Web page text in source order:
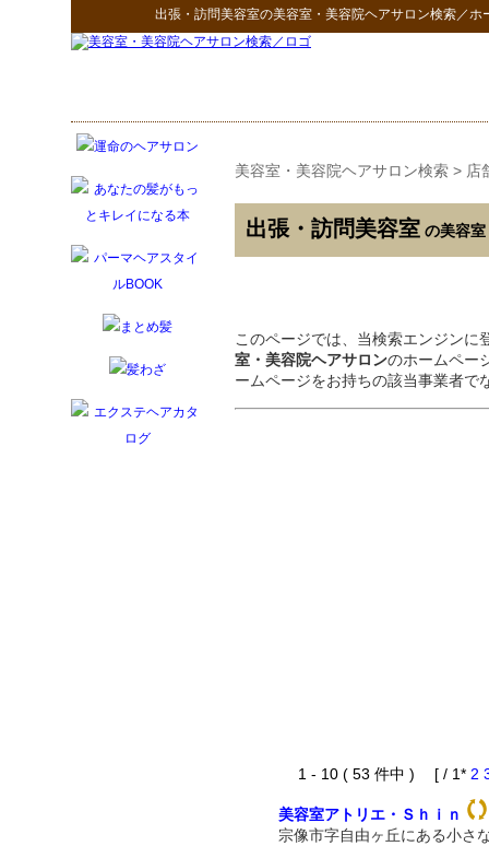
出張・訪問美容室の美容室・美容院ヘアサロン検索／ホ
美容室・美容院ヘアサロン検索 > 店
出張・訪問美容室 の美容
このページでは、当検索エンジンに
室・美容院ヘアサロンのホームペー
ームページをお持ちの該当事業者で
1 - 10 ( 53 件中 ) [ / 1* 2
美容室アトリエ・Ｓｈｉｎ
宗像市字自由ヶ丘にある小さ